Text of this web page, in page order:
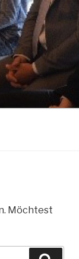
Möchtest